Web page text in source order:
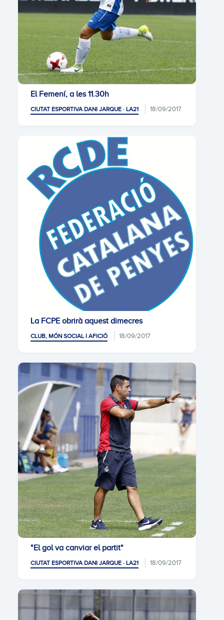
El Femení, a les 11.30h
CIUTAT ESPORTIVA DANI JARQUE · LA21 18/09/2017
La FCPE obrirà aquest dimecres
CLUB, MÓN SOCIAL I AFICIÓ 18/09/2017
"El gol va canviar el partit"
CIUTAT ESPORTIVA DANI JARQUE · LA21 18/09/2017